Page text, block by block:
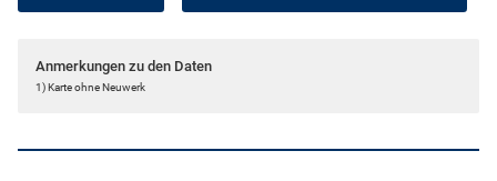
Anmerkungen zu den Daten
1) Karte ohne Neuwerk